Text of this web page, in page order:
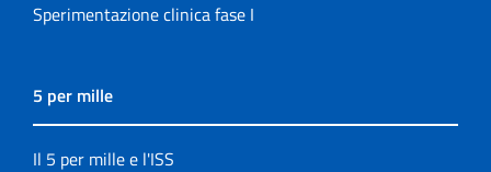
Sperimentazione clinica fase I
5 per mille
Il 5 per mille e l'ISS